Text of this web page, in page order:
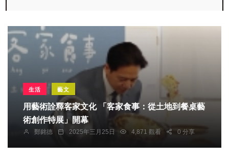
生活 藝文
用藝術詮釋客家文化 「客家食事：從土地到餐桌藝
術創作特展」開幕
鄭銘德 2025年三月25日 4,871 觀看 0 分享